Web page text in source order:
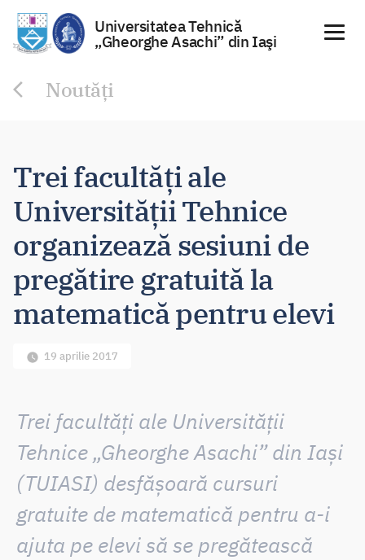
Universitatea Tehnică
„Gheorghe Asachi” din Iaşi
Noutăți
Trei facultăți ale
Universității Tehnice
organizează sesiuni de
pregătire gratuită la
matematică pentru elevi
19 aprilie 2017
Trei facultăți ale Universității
Tehnice „Gheorghe Asachi” din Iași
(TUIASI) desfășoară cursuri
gratuite de matematică pentru a-i
ajuta pe elevi să se pregătească